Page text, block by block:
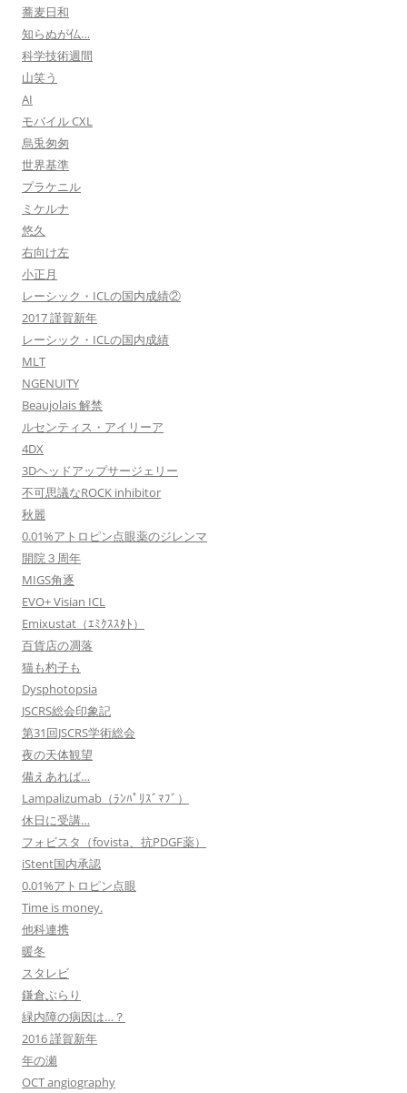
蕎麦日和
知らぬが仏…
科学技術週間
山笑う
AI
モバイル CXL
烏兎匆匆
世界基準
プラケニル
ミケルナ
悠久
右向け左
小正月
レーシック・ICLの国内成績②
2017 謹賀新年
レーシック・ICLの国内成績
MLT
NGENUITY
Beaujolais 解禁
ルセンティス・アイリーア
4DX
3Dヘッドアップサージェリー
不可思議なROCK inhibitor
秋麗
0.01%アトロピン点眼薬のジレンマ
開院３周年
MIGS角逐
EVO+ Visian ICL
Emixustat（ｴﾐｸｽｽﾀﾄ）
百貨店の凋落
猫も杓子も
Dysphotopsia
JSCRS総会印象記
第31回JSCRS学術総会
夜の天体観望
備えあれば…
Lampalizumab（ﾗﾝﾊﾟﾘｽﾞﾏﾌﾞ）
休日に受講…
フォビスタ（fovista、抗PDGF薬）
iStent国内承認
0.01%アトロピン点眼
Time is money.
他科連携
暖冬
スタレビ
鎌倉ぶらり
緑内障の病因は…？
2016 謹賀新年
年の瀬
OCT angiography